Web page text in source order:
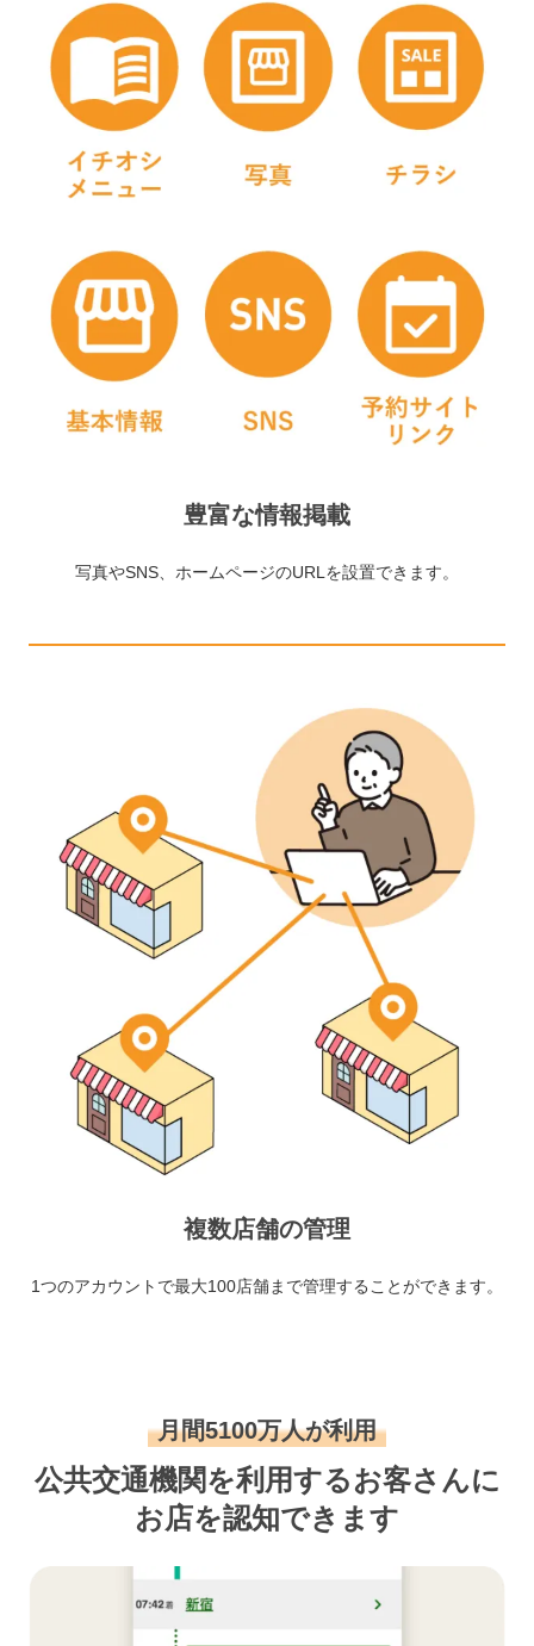
豊富な情報掲載
写真やSNS、ホームページのURLを設置できます。
複数店舗の管理
1つのアカウントで最大100店舗まで管理することができます。
月間5100万人が利用
公共交通機関を利用するお客さんに
お店を認知できます